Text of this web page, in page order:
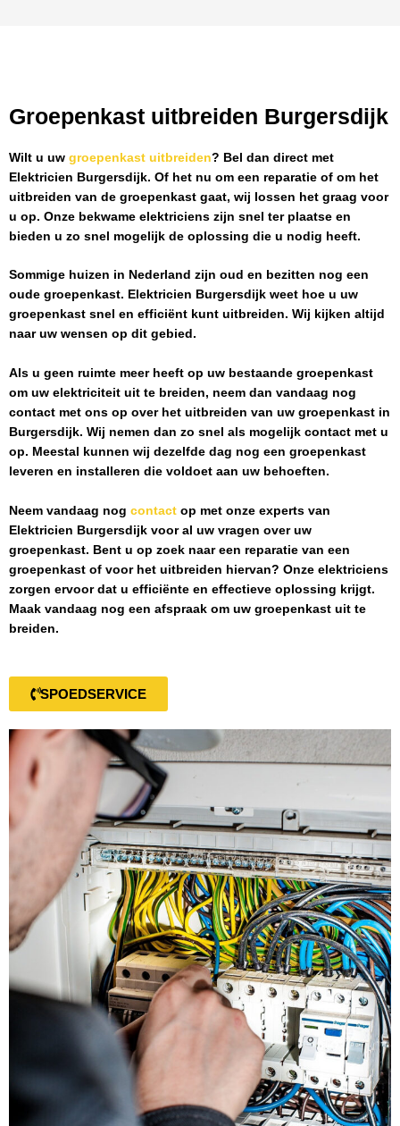
Groepenkast uitbreiden Burgersdijk
Wilt u uw groepenkast uitbreiden? Bel dan direct met
Elektricien Burgersdijk. Of het nu om een reparatie of om het
uitbreiden van de groepenkast gaat, wij lossen het graag voor
u op. Onze bekwame elektriciens zijn snel ter plaatse en
bieden u zo snel mogelijk de oplossing die u nodig heeft.
Sommige huizen in Nederland zijn oud en bezitten nog een
oude groepenkast. Elektricien Burgersdijk weet hoe u uw
groepenkast snel en efficiënt kunt uitbreiden. Wij kijken altijd
naar uw wensen op dit gebied.
Als u geen ruimte meer heeft op uw bestaande groepenkast
om uw elektriciteit uit te breiden, neem dan vandaag nog
contact met ons op over het uitbreiden van uw groepenkast in
Burgersdijk. Wij nemen dan zo snel als mogelijk contact met u
op. Meestal kunnen wij dezelfde dag nog een groepenkast
leveren en installeren die voldoet aan uw behoeften.
Neem vandaag nog contact op met onze experts van
Elektricien Burgersdijk voor al uw vragen over uw
groepenkast. Bent u op zoek naar een reparatie van een
groepenkast of voor het uitbreiden hiervan? Onze elektriciens
zorgen ervoor dat u efficiënte en effectieve oplossing krijgt.
Maak vandaag nog een afspraak om uw groepenkast uit te
breiden.
SPOEDSERVICE